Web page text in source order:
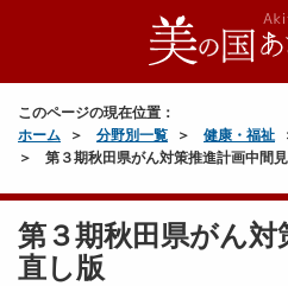
このページの現在位置：
ホーム
分野別一覧 健康・福祉
第３期秋田県がん対策推進計画中間
第３期秋田県がん対
直し版